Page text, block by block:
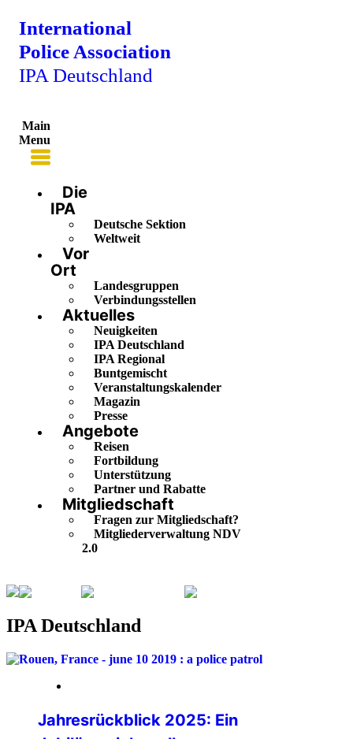
International
Police Association
IPA Deutschland
Main
Menu
Die
IPA
Deutsche Sektion
Weltweit
Vor
Ort
Landesgruppen
Verbindungsstellen
Aktuelles
Neuigkeiten
IPA Deutschland
IPA Regional
Buntgemischt
Veranstaltungskalender
Magazin
Presse
Angebote
Reisen
Fortbildung
Unterstützung
Partner und Rabatte
Mitgliedschaft
Fragen zur Mitgliedschaft?
Mitgliederverwaltung NDV
2.0
IPA Deutschland
Jahresrückblick 2025: Ein